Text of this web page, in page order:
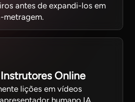
antes de expandi-los em
metragem.
Online
lições em vídeos
humano IA.